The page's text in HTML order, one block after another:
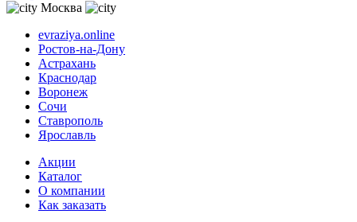
Москва
evraziya.online
Ростов-на-Дону
Астрахань
Краснодар
Воронеж
Сочи
Ставрополь
Ярославль
Акции
Каталог
О компании
Как заказать